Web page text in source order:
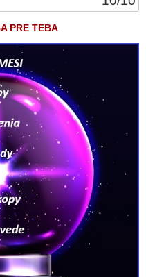
PRE TEBA